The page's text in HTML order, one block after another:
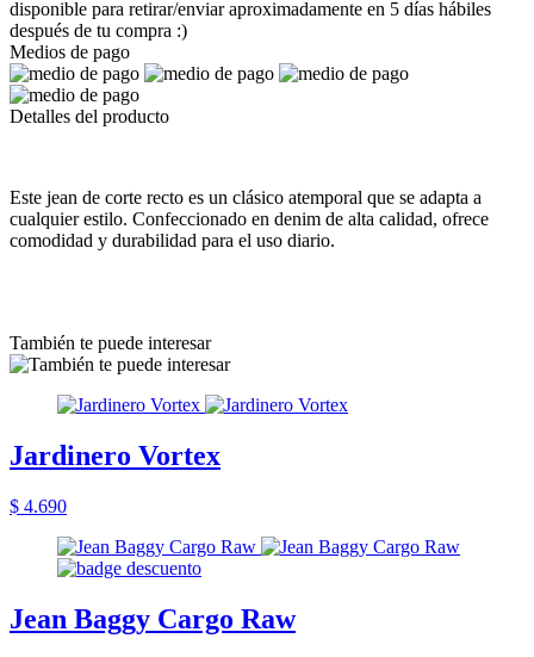
disponible para retirar/enviar aproximadamente en 5 días hábiles
después de tu compra :)
Medios de pago
Detalles del producto
Este jean de corte recto es un clásico atemporal que se adapta a
cualquier estilo. Confeccionado en denim de alta calidad, ofrece
comodidad y durabilidad para el uso diario.
También te puede interesar
Jardinero Vortex
$ 4.690
Jean Baggy Cargo Raw